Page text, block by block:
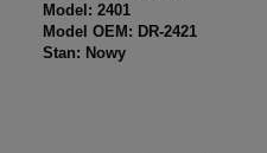
Model: 2401
Model OEM: DR-2421
Stan: Nowy